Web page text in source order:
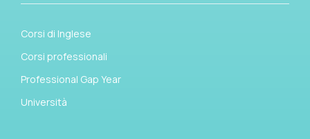
Corsi di Inglese
Corsi professionali
Professional Gap Year
Università